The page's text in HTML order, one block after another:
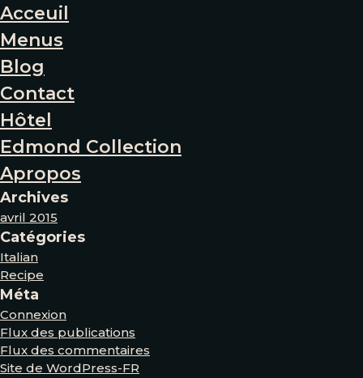
Acceuil
Menus
Blog
Contact
Hôtel
Edmond Collection
Apropos
Archives
avril 2015
Catégories
Italian
Recipe
Méta
Connexion
Flux des publications
Flux des commentaires
Site de WordPress-FR